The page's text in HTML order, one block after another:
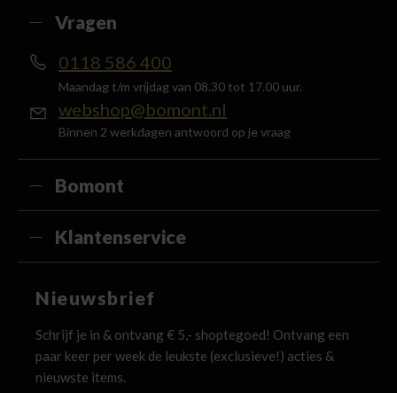
Vragen
0118 586 400
Maandag t/m vrijdag van 08.30 tot 17.00 uur.
webshop@bomont.nl
Binnen 2 werkdagen antwoord op je vraag
Bomont
Klantenservice
Nieuwsbrief
Schrijf je in & ontvang € 5,- shoptegoed! Ontvang een
paar keer per week de leukste (exclusieve!) acties &
nieuwste items.